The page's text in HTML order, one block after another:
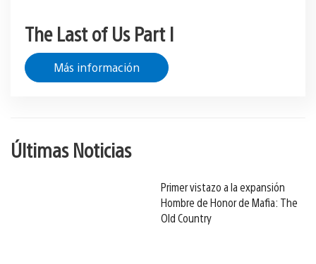
The Last of Us Part I
Más información
Últimas Noticias
Primer vistazo a la expansión
Hombre de Honor de Mafia: The
Old Country